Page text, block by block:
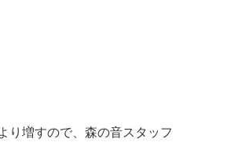
り増すので、森の音スタッフ